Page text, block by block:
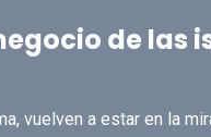
de las
vuelven a estar en la